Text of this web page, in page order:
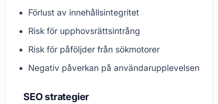
Förlust av innehållsintegritet
Risk för upphovsrättsintrång
Risk för påföljder från sökmotorer
Negativ påverkan på användarupplevelsen
SEO strategier